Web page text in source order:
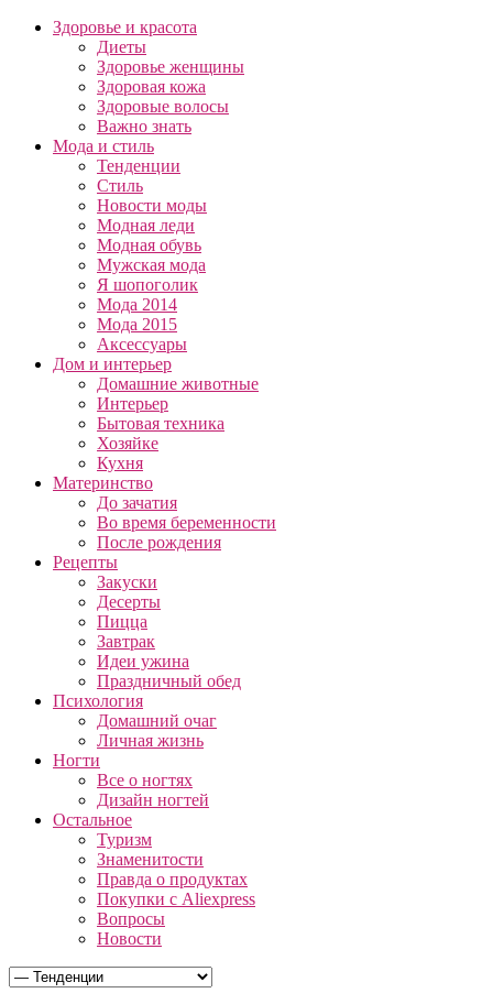
Здоровье и красота
Диеты
Здоровье женщины
Здоровая кожа
Здоровые волосы
Важно знать
Мода и стиль
Тенденции
Стиль
Новости моды
Модная леди
Модная обувь
Мужская мода
Я шопоголик
Мода 2014
Мода 2015
Аксессуары
Дом и интерьер
Домашние животные
Интерьер
Бытовая техника
Хозяйке
Кухня
Материнство
До зачатия
Во время беременности
После рождения
Рецепты
Закуски
Десерты
Пицца
Завтрак
Идеи ужина
Праздничный обед
Психология
Домашний очаг
Личная жизнь
Ногти
Все о ногтях
Дизайн ногтей
Остальное
Туризм
Знаменитости
Правда о продуктах
Покупки с Aliexpress
Вопросы
Новости